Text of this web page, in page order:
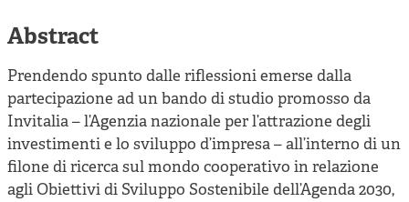
Abstract
Prendendo spunto dalle riflessioni emerse dalla
partecipazione ad un bando di studio promosso da
Invitalia – l’Agenzia nazionale per l’attrazione degli
investimenti e lo sviluppo d’impresa – all’interno di un
filone di ricerca sul mondo cooperativo in relazione
agli Obiettivi di Sviluppo Sostenibile dell’Agenda 2030,